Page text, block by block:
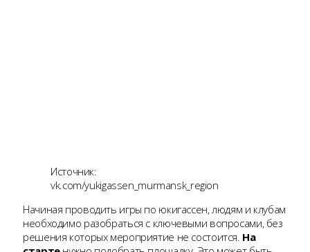
Источник:
vk.com/yukigassen_murmansk_region
Начиная проводить игры по юкигассен, людям и клубам
необходимо разобраться с ключевыми вопросами, без
решения которых мероприятие не состоится. На